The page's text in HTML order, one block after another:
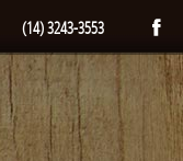
(14) 3243-3553